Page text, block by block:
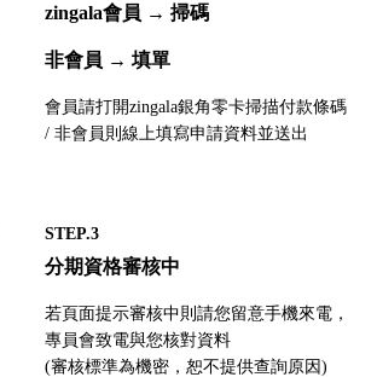
zingala會員 → 掃碼
非會員 → 填單
會員請打開zingala銀角零卡掃描付款條碼
/ 非會員則線上填寫申請資料並送出
STEP.3
分期資格審核中
若頁面提示審核中則請您留意手機來電，
專員會致電與您核對資料
(審核標準為機密，恕不提供查詢原因)